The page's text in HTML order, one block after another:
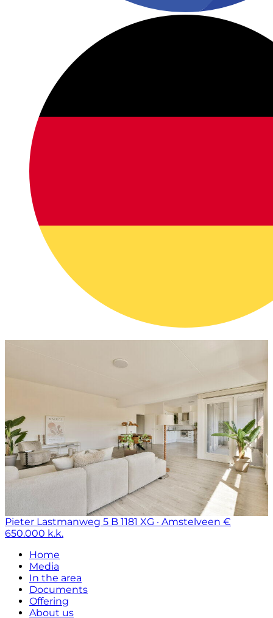
Pieter Lastmanweg 5 B 1181 XG · Amstelveen €
650.000 k.k.
Home
Media
In the area
Documents
Offering
About us